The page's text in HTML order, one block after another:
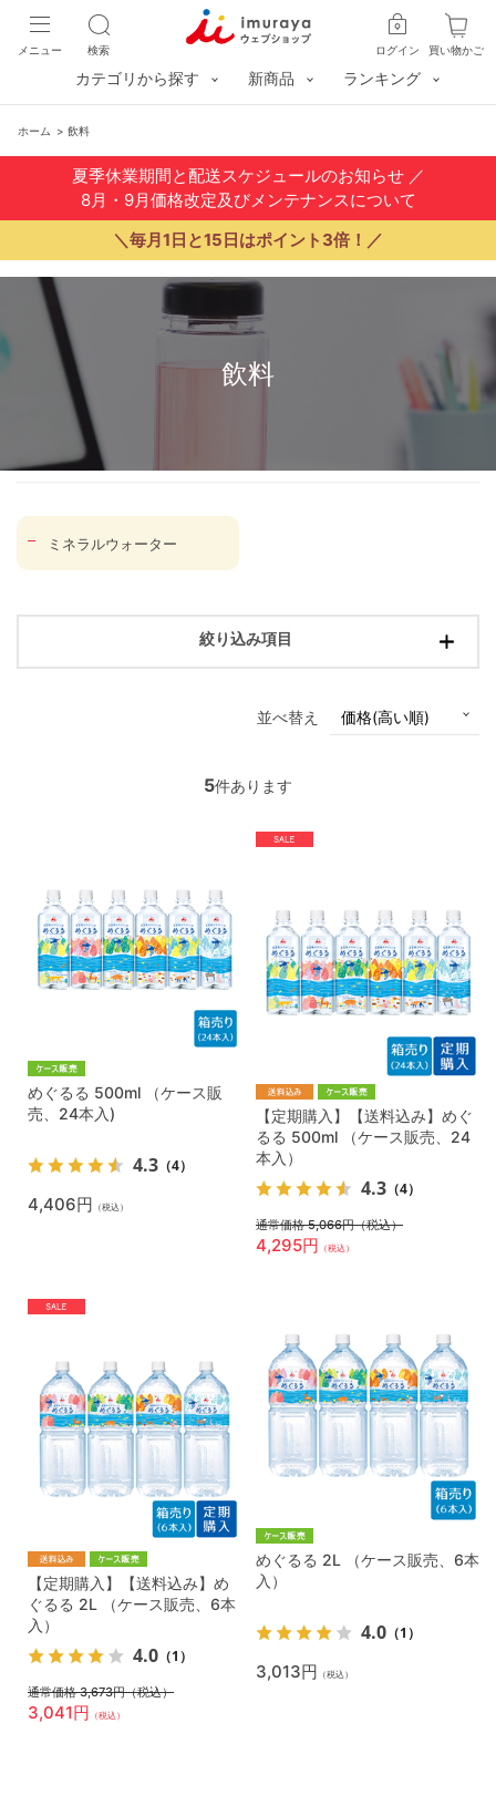
買い物かご
ログイン
検索
メニュー
カテゴリから探す 新商品 ランキング
ホーム > 飲料
夏季休業期間と配送スケジュールのお知らせ／
8月・9月価格改定及びメンテナンスについて
＼毎月1日と15日はポイント3倍！／
飲料
ミネラルウォーター
絞り込み項目
並べ替え
5件あります
めぐるる 500ml （ケース販
売、24本入)
4.3 （4）
4,406円 （税込）
【定期購入】【送料込み】めぐ
るる 500ml （ケース販売、24
本入）
4.3 （4）
4,295円 （税込）
通常価格 5,066円（税込）
【定期購入】【送料込み】め
ぐるる 2L （ケース販売、6本
入）
4.0 （1）
3,041円 （税込）
通常価格 3,673円（税込）
めぐるる 2L （ケース販売、6本
入）
4.0 （1）
3,013円 （税込）